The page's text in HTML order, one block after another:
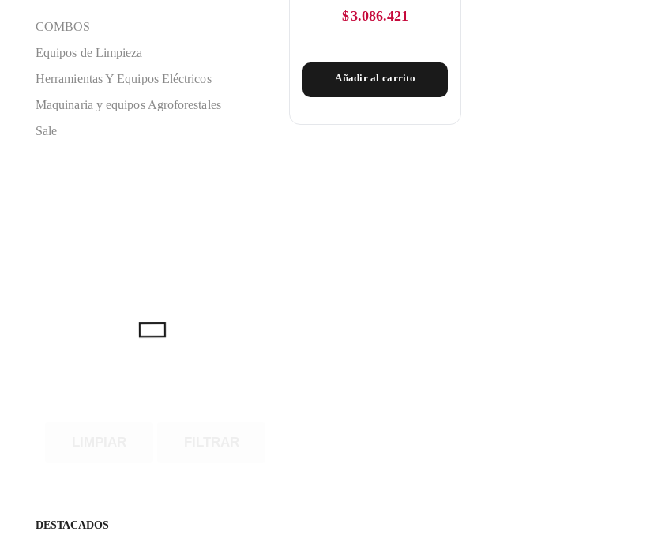
$3.086.421
Añadir al carrito
COMBOS
Equipos de Limpieza
Herramientas Y Equipos Eléctricos
Maquinaria y equipos Agroforestales
Sale
DESTACADOS